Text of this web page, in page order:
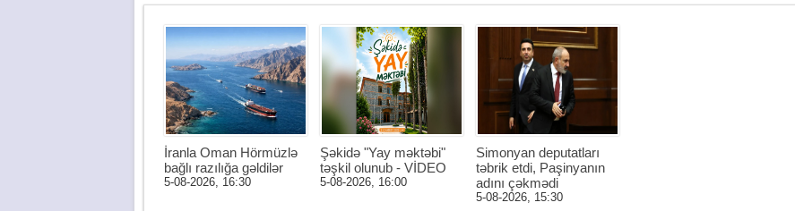
İranla Oman Hörmüzlə
bağlı razılığa gəldilər
5-08-2026, 16:30
Şəkidə "Yay məktəbi"
təşkil olunub - VİDEO
5-08-2026, 16:00
Simonyan deputatları
təbrik etdi, Paşinyanın
adını çəkmədi
5-08-2026, 15:30